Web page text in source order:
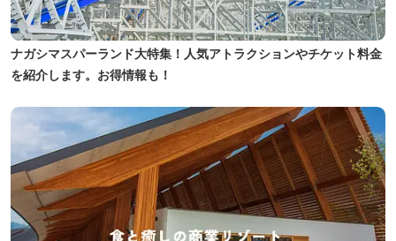
ナガシマスパーランド大特集！人気アトラクションやチケット料金
を紹介します。お得情報も！